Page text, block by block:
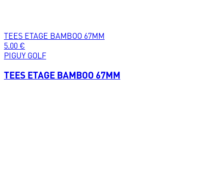
TEES ETAGE BAMBOO 67MM
5.00 €
PIGUY GOLF
TEES ETAGE BAMBOO 67MM